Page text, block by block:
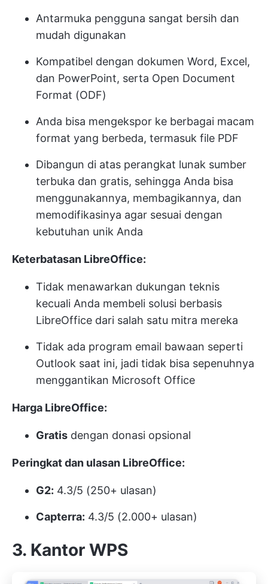
Antarmuka pengguna sangat bersih dan
mudah digunakan
Kompatibel dengan dokumen Word, Excel,
dan PowerPoint, serta Open Document
Format (ODF)
Anda bisa mengekspor ke berbagai macam
format yang berbeda, termasuk file PDF
Dibangun di atas perangkat lunak sumber
terbuka dan gratis, sehingga Anda bisa
menggunakannya, membagikannya, dan
memodifikasinya agar sesuai dengan
kebutuhan unik Anda
Keterbatasan LibreOffice:
Tidak menawarkan dukungan teknis
kecuali Anda membeli solusi berbasis
LibreOffice dari salah satu mitra mereka
Tidak ada program email bawaan seperti
Outlook saat ini, jadi tidak bisa sepenuhnya
menggantikan Microsoft Office
Harga LibreOffice:
Gratis dengan donasi opsional
Peringkat dan ulasan LibreOffice:
G2: 4.3/5 (250+ ulasan)
Capterra: 4.3/5 (2.000+ ulasan)
3. Kantor WPS